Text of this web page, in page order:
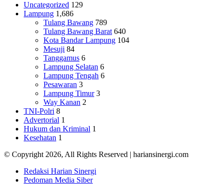
Uncategorized 129
Lampung 1,686
Tulang Bawang 789
Tulang Bawang Barat 640
Kota Bandar Lampung 104
Mesuji 84
Tanggamus 6
Lampung Selatan 6
Lampung Tengah 6
Pesawaran 3
Lampung Timur 3
Way Kanan 2
TNI-Polri 8
Advertorial 1
Hukum dan Kriminal 1
Kesehatan 1
© Copyright 2026, All Rights Reserved | hariansinergi.com
Redaksi Harian Sinergi
Pedoman Media Siber